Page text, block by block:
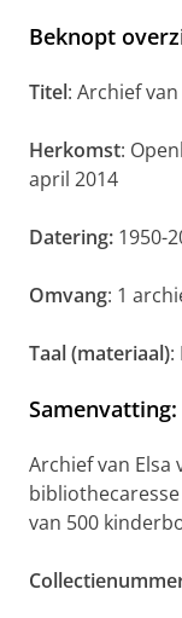
Beknopt
Titel: Archief
Herkomst:
april 2014
Datering: 1950-
Omvang: 1
Taal (materiaal):
Samenvatting:
Archief van Elsa
van 500